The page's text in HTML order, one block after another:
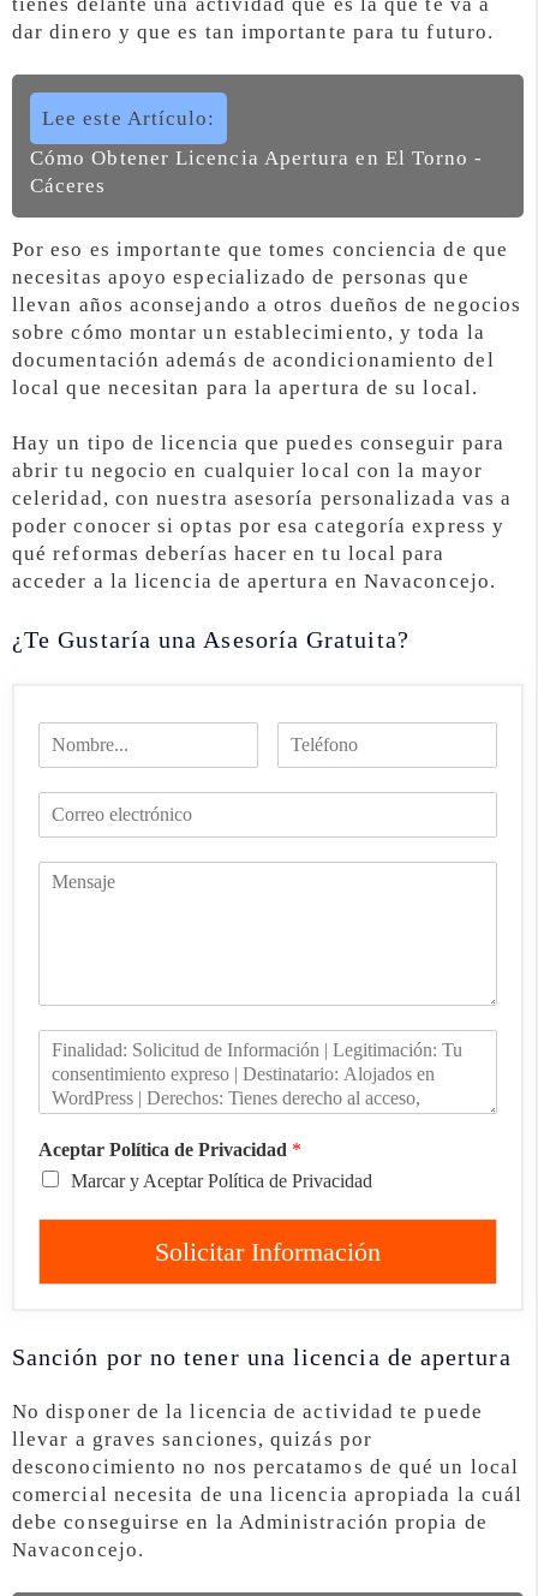
dar dinero y que es tan importante para tu futuro.
Lee este Artículo:
Cómo Obtener Licencia Apertura en El Torno -
Cáceres
Por eso es importante que tomes conciencia de que
necesitas apoyo especializado de personas que
llevan años aconsejando a otros dueños de negocios
sobre cómo montar un establecimiento, y toda la
documentación además de acondicionamiento del
local que necesitan para la apertura de su local.
Hay un tipo de licencia que puedes conseguir para
abrir tu negocio en cualquier local con la mayor
celeridad, con nuestra asesoría personalizada vas a
poder conocer si optas por esa categoría express y
qué reformas deberías hacer en tu local para
acceder a la licencia de apertura en Navaconcejo.
¿Te Gustaría una Asesoría Gratuita?
Aceptar Política de Privacidad *
Marcar y Aceptar Política de Privacidad
Solicitar Información
Sanción por no tener una licencia de apertura
No disponer de la licencia de actividad te puede
llevar a graves sanciones, quizás por
desconocimiento no nos percatamos de qué un local
comercial necesita de una licencia apropiada la cuál
debe conseguirse en la Administración propia de
Navaconcejo.